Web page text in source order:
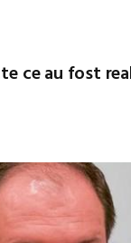
ce au fost